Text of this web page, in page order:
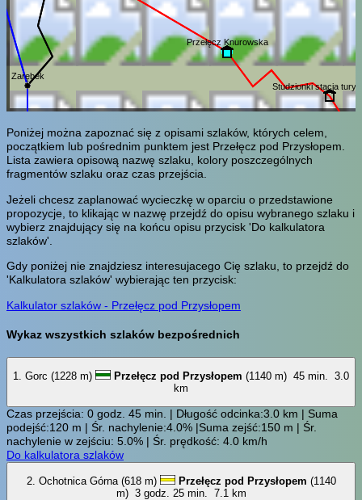
Przełęcz Knurowska
Studzionki stacja
Zarębek
Poniżej można zapoznać się z opisami szlaków, których celem,
początkiem lub pośrednim punktem jest Przełęcz pod Przysłopem.
Lista zawiera opisową nazwę szlaku, kolory poszczególnych
fragmentów szlaku oraz czas przejścia.
Jeżeli chcesz zaplanować wycieczkę w oparciu o przedstawione
propozycje, to klikając w nazwę przejdź do opisu wybranego szlaku i
wybierz znajdujący się na końcu opisu przycisk 'Do kalkulatora
szlaków'.
Gdy poniżej nie znajdziesz interesujacego Cię szlaku, to przejdź do
'Kalkulatora szlaków' wybierając ten przycisk:
Kalkulator szlaków - Przełęcz pod Przysłopem
Wykaz wszystkich szlaków bezpośrednich
1. Gorc (1228 m) Przełęcz pod Przysłopem (1140 m) 45 min.
3.0
km
Czas przejścia: 0 godz. 45 min. | Długość odcinka:3.0 km | Suma
podejść:120 m | Śr. nachylenie:4.0% |Suma zejść:150 m | Śr.
nachylenie w zejściu: 5.0% | Śr. prędkość: 4.0 km/h
Do kalkulatora szlaków
2. Ochotnica Górna (618 m) Przełęcz pod Przysłopem (1140
m) 3 godz. 25 min. 7.1 km